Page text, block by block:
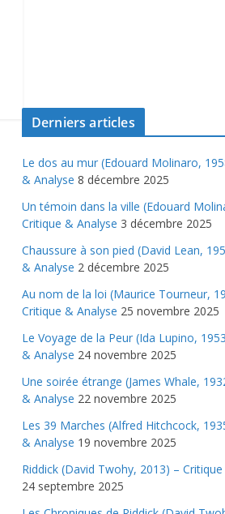
Derniers articles
Le dos au mur (Edouard Molinaro,
& Analyse 8 décembre 2025
Un témoin dans la ville (Edouard
Critique & Analyse 3 décembre 2025
Chaussure à son pied (David Lean,
& Analyse 2 décembre 2025
Au nom de la loi (Maurice Tourneur,
Critique & Analyse 25 novembre 2025
Le Voyage de la Peur (Ida Lupino,
& Analyse 24 novembre 2025
Une soirée étrange (James Whale,
& Analyse 22 novembre 2025
Les 39 Marches (Alfred Hitchcock,
& Analyse 19 novembre 2025
Riddick (David Twohy, 2013) –
24 septembre 2025